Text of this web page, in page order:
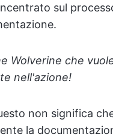
sul
Wolverine che
nell'azione!
non significa
la